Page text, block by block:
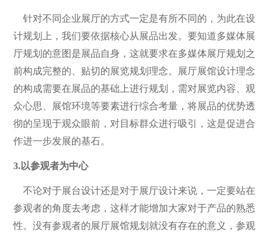
针对不同企业展厅的方式一定是有所不同的，为此在设
计规划上，我们要依据核心从展品出发。要知道多媒体展
厅规划的意图是展品自身，这就要求在多媒体展厅规划之
前构成完整的、贴切的展览规划理念。展厅展馆设计理念
的构成需要在展品的基础上进行规划，需对展览内容、观
众心思、展馆环境等要素进行综合考量，将展品的优势透
彻的呈现于观众眼前，对目标群众进行吸引，这是促进合
作进一步发展的基石。
3.以参观者为中心
不论对于展台设计还是对于展厅设计来说，一定要站在
参观者的角度去考虑，这样才能增加大家对于产品的熟悉
性。没有参观者的展厅展馆规划就没有存在的意义，参观